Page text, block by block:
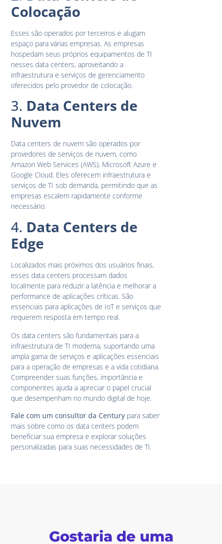
Colocação
Esses são operados por terceiros e alugam
espaço para várias empresas. As empresas
hospedam seus próprios equipamentos de TI
nesses data centers, aproveitando a
infraestrutura e serviços de gerenciamento
oferecidos pelo provedor de colocação.
3. Data Centers de
Nuvem
Data centers de nuvem são operados por
provedores de serviços de nuvem, como
Amazon Web Services (AWS), Microsoft Azure e
Google Cloud. Eles oferecem infraestrutura e
serviços de TI sob demanda, permitindo que as
empresas escalem rapidamente conforme
necessário.
4. Data Centers de
Edge
Localizados mais próximos dos usuários finais,
esses data centers processam dados
localmente para reduzir a latência e melhorar a
performance de aplicações críticas. São
essenciais para aplicações de IoT e serviços que
requerem resposta em tempo real.
Os data centers são fundamentais para a
infraestrutura de TI moderna, suportando uma
ampla gama de serviços e aplicações essenciais
para a operação de empresas e a vida cotidiana.
Compreender suas funções, importância e
componentes ajuda a apreciar o papel crucial
que desempenham no mundo digital de hoje.
Fale com um consultor da Century para saber
mais sobre como os data centers podem
beneficiar sua empresa e explorar soluções
personalizadas para suas necessidades de TI.
Gostaria de uma